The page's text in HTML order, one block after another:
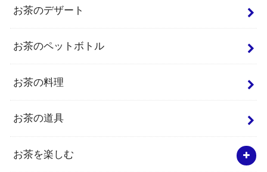
お茶のデザート
お茶のペットボトル
お茶の料理
お茶の道具
お茶を楽しむ